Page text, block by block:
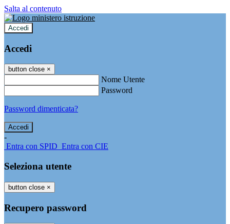
Salta al contenuto
Accedi
Accedi
button close ×
Nome Utente
Password
Password dimenticata?
-
Entra con SPID Entra con CIE
Seleziona utente
button close ×
Recupero password